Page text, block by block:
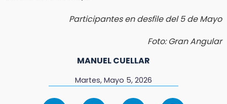
Participantes en desfile del 5 de Mayo
Foto: Gran Angular
MANUEL CUELLAR
Martes, Mayo 5, 2026